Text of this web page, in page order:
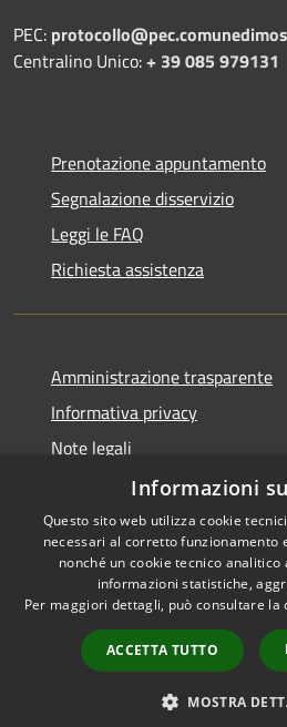
PEC:
Centralino Unico:+ 39 085 979131
Prenotazione appuntamento
Segnalazione disservizio
Leggi le FAQ
Richiesta assistenza
Amministrazione trasparente
Informativa privacy
Note legali
Dichiarazione di accessibilità
RSS
Accessibilità
Informazioni
Questo sito web utilizza cookie
necessari al corretto funzionamento
nonché un cookie tecnico
informazioni statistiche,
Per maggiori dettagli, può consultare la
ACCETTA TUTTO
MOSTRA